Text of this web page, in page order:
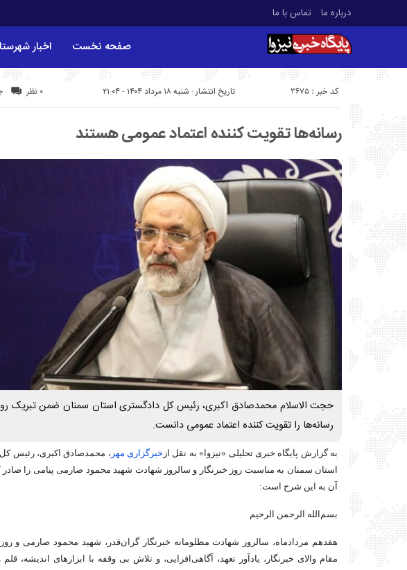
درباره ما تماس با ما
صفحه نخست اخبار
تاریخ انتشار : شنبه ۱۸ مرداد ۱۴۰۴ - ۲۱:۰۴ کد خبر : 3675 ۰ نظر
رسانه‌ها تقویت کننده اعتماد عمومی هستند
حجت الاسلام محمدصادق اکبری، رئیس کل دادگستری استان سمنان ضمن تبریک روز
رسانه‌ها را تقویت کننده اعتماد عمومی دانست.
به گزارش پایگاه خبری تحلیلی «نیزوا» به نقل از خبرگزاری مهر ، محمدصادق اکبری، رئیس
استان سمنان به مناسبت روز خبرنگار و سالروز شهادت شهید محمود صارمی پیامی را صادر
آن به این شرح است:
بسم‌الله الرحمن الرحیم
هفدهم مردادماه، سالروز شهادت مظلومانه خبرنگار گران‌قدر، شهید محمود صارمی و
مقام والای خبرنگار، یادآور تعهد، آگاهی‌افزایی، و تلاش بی وقفه با ابزارهای اندیشه، قلم